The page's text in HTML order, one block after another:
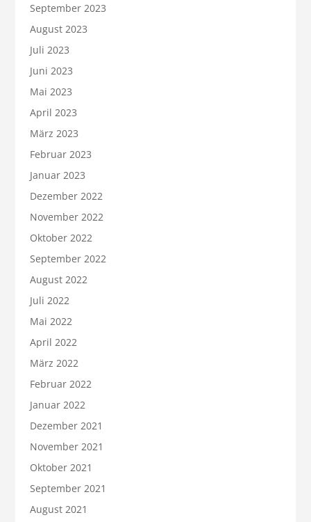
September 2023
August 2023
Juli 2023
Juni 2023
Mai 2023
April 2023
März 2023
Februar 2023
Januar 2023
Dezember 2022
November 2022
Oktober 2022
September 2022
August 2022
Juli 2022
Mai 2022
April 2022
März 2022
Februar 2022
Januar 2022
Dezember 2021
November 2021
Oktober 2021
September 2021
August 2021